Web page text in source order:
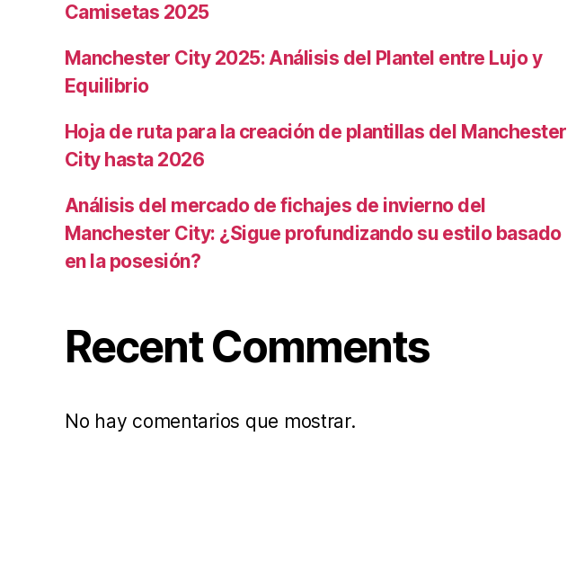
Camisetas 2025
Manchester City 2025: Análisis del Plantel entre Lujo y
Equilibrio
Hoja de ruta para la creación de plantillas del Manchester
City hasta 2026
Análisis del mercado de fichajes de invierno del
Manchester City: ¿Sigue profundizando su estilo basado
en la posesión?
Recent Comments
No hay comentarios que mostrar.